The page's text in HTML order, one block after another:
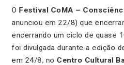
O Festival CoMA –
anunciou em 22/8) que
encerrando um ciclo de quase
foi divulgada durante a edição
em 24/8, no Centro Cultural